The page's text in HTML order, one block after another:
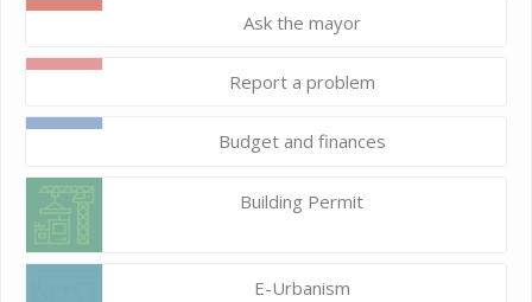
Ask the mayor
Report a problem
Budget and finances
Building Permit
E-Urbanism